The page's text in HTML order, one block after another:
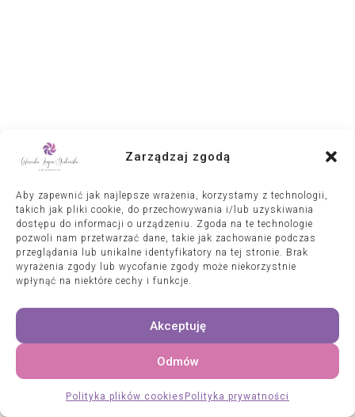
Zarządzaj zgodą
Aby zapewnić jak najlepsze wrażenia, korzystamy z technologii,
takich jak pliki cookie, do przechowywania i/lub uzyskiwania
dostępu do informacji o urządzeniu. Zgoda na te technologie
pozwoli nam przetwarzać dane, takie jak zachowanie podczas
przeglądania lub unikalne identyfikatory na tej stronie. Brak
wyrażenia zgody lub wycofanie zgody może niekorzystnie
wpłynąć na niektóre cechy i funkcje.
Akceptuję
Odmów
Polityka plików cookies Polityka prywatności
PN